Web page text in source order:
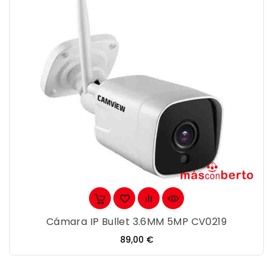
Cámara IP Bullet 3.6MM 5MP CV0219
Precio
89,00 €